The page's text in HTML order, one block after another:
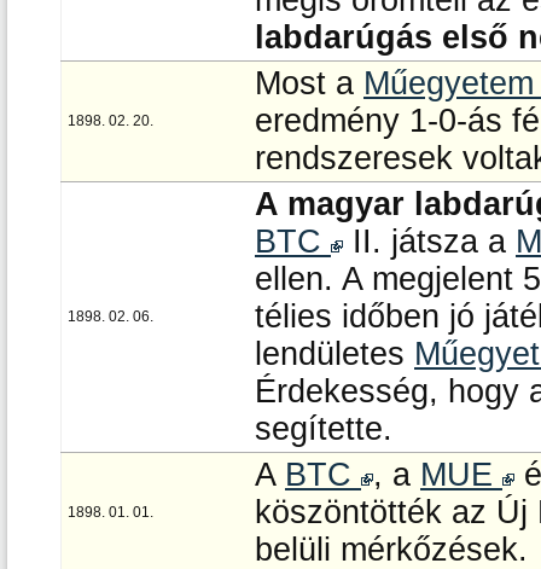
labdarúgás első
1898. 02. 20.
Most a
eredmény 1-0-ás
rendszeresek
1898. 02. 06.
A magyar
BTC
II. játsza a
ellen. A megjelent
télies időben jó
lendületes
Érdekesség, hogy
segítette.
1898. 01. 01.
A BTC , a MUE
köszöntötték az
belüli mérkőzések.